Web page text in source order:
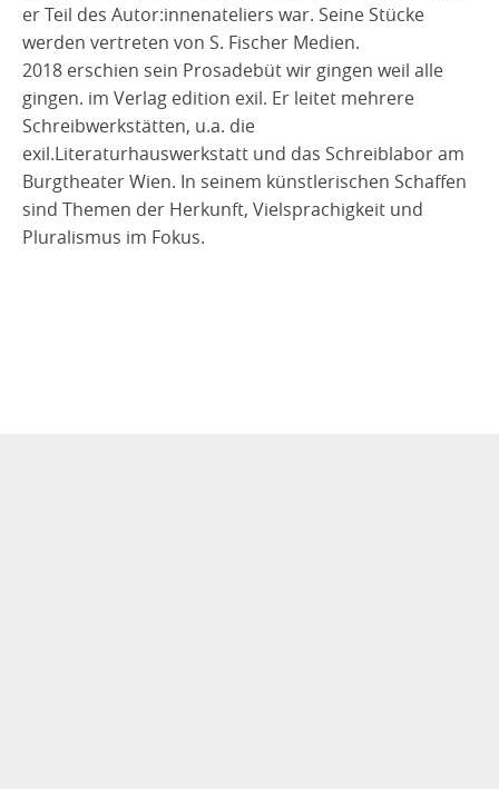
er Teil des Autor:innenateliers war. Seine Stücke
werden vertreten von S. Fischer Medien.
2018 erschien sein Prosadebüt wir gingen weil alle
gingen. im Verlag edition exil. Er leitet mehrere
Schreibwerkstätten, u.a. die
exil.Literaturhauswerkstatt und das Schreiblabor am
Burgtheater Wien. In seinem künstlerischen Schaffen
sind Themen der Herkunft, Vielsprachigkeit und
Pluralismus im Fokus.